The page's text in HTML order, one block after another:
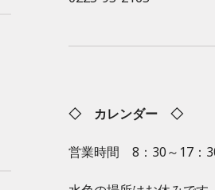
◇ カレンダー ◇
営業時間 8：30～17：